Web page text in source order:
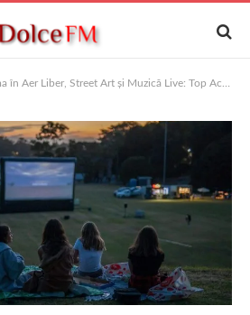
Aer Liber, Street Art și Muzică Live: Top Activități în Orașe din România